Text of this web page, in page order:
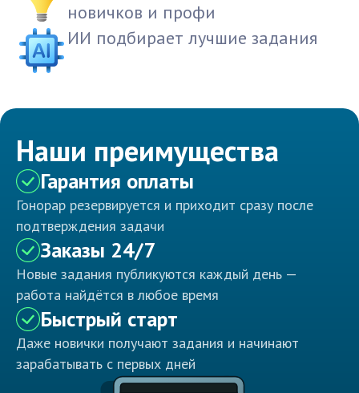
новичков и профи
ИИ подбирает лучшие задания
Наши преимущества
Гарантия оплаты
Гонорар резервируется и приходит сразу после
подтверждения задачи
Заказы 24/7
Новые задания публикуются каждый день —
работа найдётся в любое время
Быстрый старт
Даже новички получают задания и начинают
зарабатывать с первых дней